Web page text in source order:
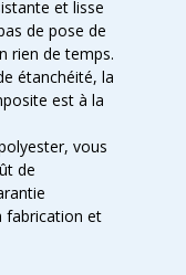
et lisse
de pose de
rien de temps.
étanchéité, la
est à la
vous
de
fabrication et